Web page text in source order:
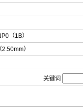
（1B）
）
关键词